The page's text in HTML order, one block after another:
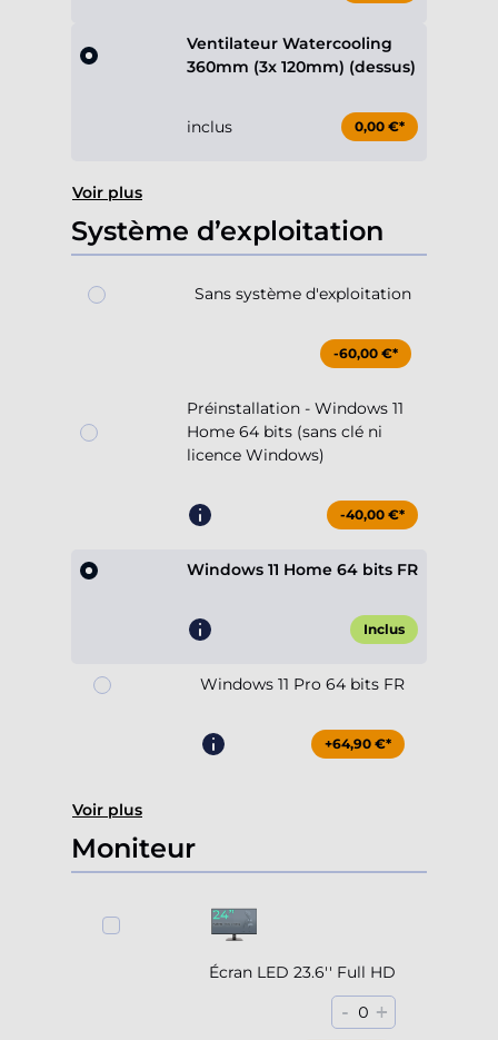
Ventilateur Watercooling
360mm (3x 120mm) (dessus)
inclus 0,00 €*
Voir plus
Système d’exploitation
Sans système d'exploitation
-60,00 €*
Préinstallation - Windows 11
Home 64 bits (sans clé ni
licence Windows)
-40,00 €*
Windows 11 Home 64 bits FR
Inclus
Windows 11 Pro 64 bits FR
+64,90 €*
Voir plus
Moniteur
Écran LED 23.6'' Full HD
- 0 +